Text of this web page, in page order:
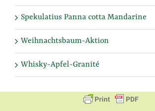
Spekulatius Panna cotta Mandarine
Weihnachtsbaum-Aktion
Whisky-Apfel-Granité